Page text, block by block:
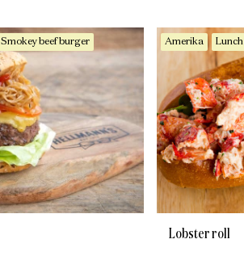
Smokey beef burger Amerika Lunch
Lobster roll